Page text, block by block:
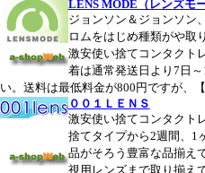
LENS MODE（レンズモ
ジョンソン＆ジョンソン
ロムをはじめ種類がや取
激安使い捨てコンタクト
着は通常発送日より7日
い。送料は最低料金が800円ですが、【
００１ＬＥＮＳ
激安使い捨てコンタクト
捨てタイプから2週間、1
品がそろう豊富な品揃え
視用レンズまで取り揃え